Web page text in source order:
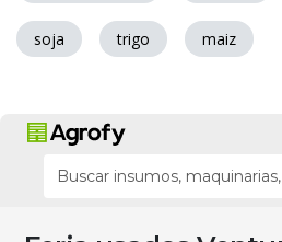
soja trigo maiz